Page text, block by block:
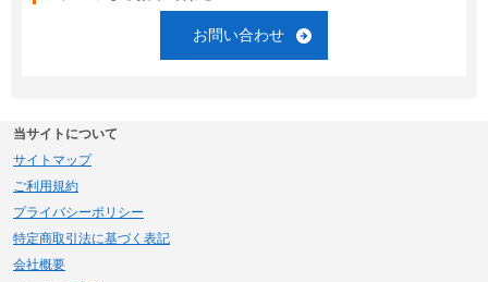
お問い合わせ
当サイトについて
サイトマップ
ご利用規約
プライバシーポリシー
特定商取引法に基づく表記
会社概要